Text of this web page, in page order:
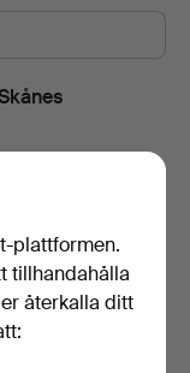
och
(frivilligt)
Om du
plattformen.
tillhandahålla
återkalla ditt